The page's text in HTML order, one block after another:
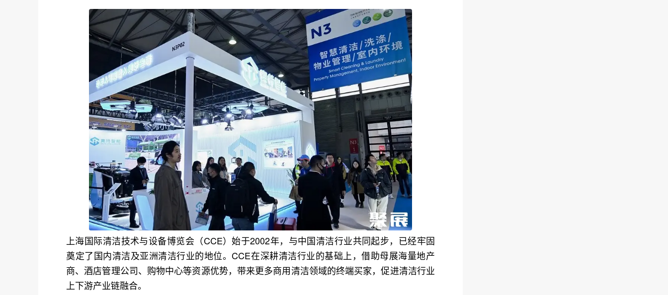
上海国际清洁技术与设备博览会（CCE）始于2002年，与中国清洁行业共同起步，已经牢固
奠定了国内清洁及亚洲清洁行业的地位。CCE在深耕清洁行业的基础上，借助母展海量地产
商、酒店管理公司、购物中心等资源优势，带来更多商用清洁领域的终端买家，促进清洁行业
上下游产业链融合。